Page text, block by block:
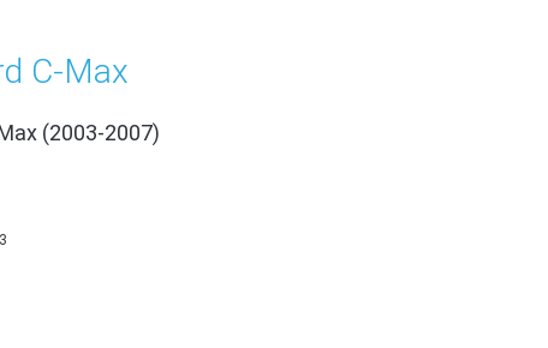
C-Max
(2003-2007)
3